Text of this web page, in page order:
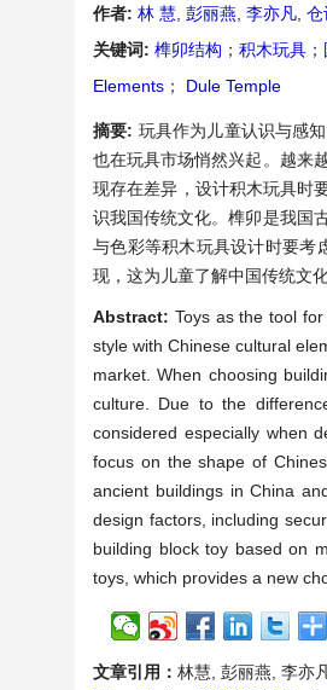
作者: 林 慧 彭丽燕 李亦凡 仓
关键词: 榫卯结构 ； 积木玩具 ；
Elements ； Dule Temple
摘要: 玩具作为儿童认识与感
也在玩具市场悄然兴起。越来
现存在差异，设计积木玩具时
识我国传统文化。榫卯是我国
与色彩等积木玩具设计时要考
现，这为儿童了解中国传统文
Abstract: Toys as the tool
style with Chinese cultural
market. When choosing
culture. Due to the
considered especially when
focus on the shape of
ancient buildings in China
design factors, including
building block toy based on
toys, which provides a new
文章引用： 林慧, 彭丽燕, 李亦